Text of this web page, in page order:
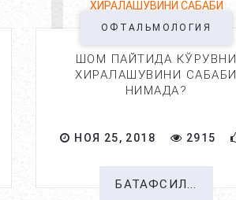
ОФТАЛЬМОЛОГИЯ
ШОМ ПАЙТИДА КЎРУВНИ
ХИРАЛАШУВИНИ САБАБИ
НИМАДА?
НОЯ 25, 2018 2915
БАТАФСИЛ...